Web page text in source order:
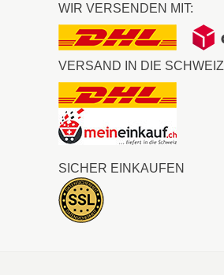
WIR VERSENDEN MIT:
VERSAND IN DIE SCHWEIZ
SICHER EINKAUFEN